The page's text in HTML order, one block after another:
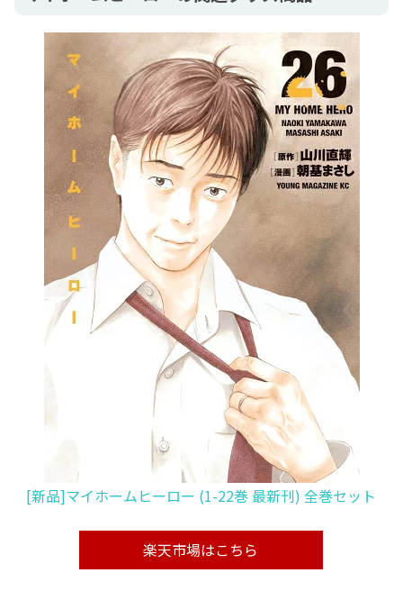
[新品]マイホームヒーロー (1-22巻 最新刊) 全巻セット
楽天市場はこちら